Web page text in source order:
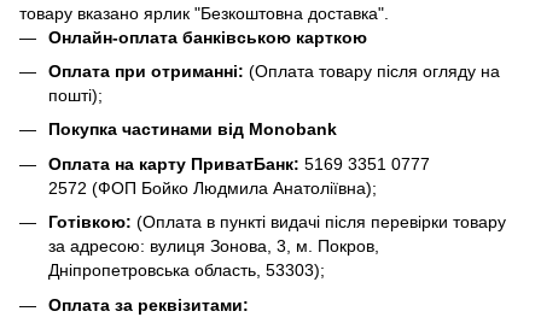
товару вказано ярлик "Безкоштовна доставка".
Онлайн-оплата банківською карткою
Оплата при отриманні: (Оплата товару після огляду на
пошті);
Покупка частинами від Monobank
Оплата на карту ПриватБанк: 5169 3351 0777
2572 (ФОП Бойко Людмила Анатоліївна);
Готівкою: (Оплата в пункті видачі після перевірки товару
за адресою: вулиця Зонова, 3, м. Покров,
Дніпропетровська область, 53303);
Оплата за реквізитами: